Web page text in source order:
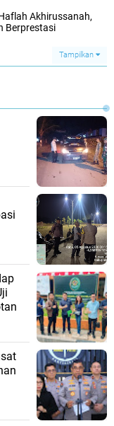
Akhirussanah,
Berprestasi
Tampilkan